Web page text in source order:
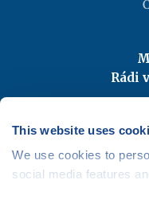
This website uses
We use cookies to
social media features
media, advertising and
Rádi